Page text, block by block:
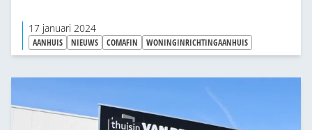
17 januari 2024
AANHUIS NIEUWS COMAFIN WONINGINRICHTINGAANHUIS